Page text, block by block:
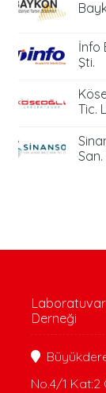
İnfo
Şti.
Tic.
San.
Laboratuvar
Derneği
No.4/1 Kat:2